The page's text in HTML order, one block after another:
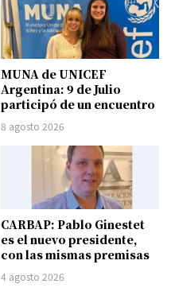
MUNA de UNICEF
Argentina: 9 de Julio
participó de un encuentro
8 agosto 2026
CARBAP: Pablo Ginestet
es el nuevo presidente,
con las mismas premisas
4 agosto 2026